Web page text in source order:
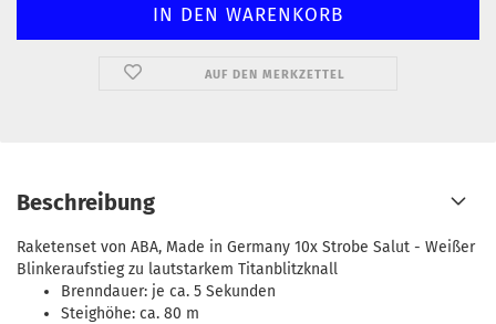
AUF DEN MERKZETTEL
Beschreibung
Raketenset von ABA, Made in Germany 10x Strobe Salut - Weißer
Blinkeraufstieg zu lautstarkem Titanblitzknall
Brenndauer: je ca. 5 Sekunden
Steighöhe: ca. 80 m